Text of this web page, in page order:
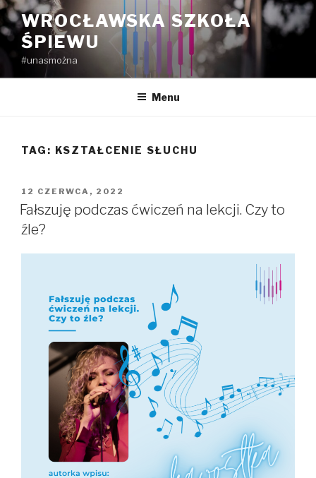
Przejdź
do
treści
WROCŁAWSKA SZKOŁA
ŚPIEWU
#unasmożna
Menu
TAG: KSZTAŁCENIE SŁUCHU
OPUBLIKOWANE
W
12 CZERWCA, 2022
Fałszuję podczas ćwiczeń na lekcji. Czy to
źle?